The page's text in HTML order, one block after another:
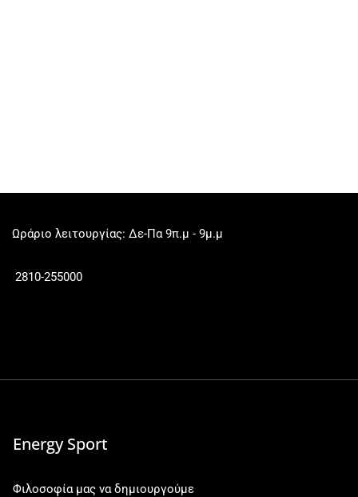
Ωράριο λειτουργίας: Δε-Πα 9π.μ - 9μ.μ
2810-255000
Energy Sport
Φιλοσοφία μας να δημιουργούμε